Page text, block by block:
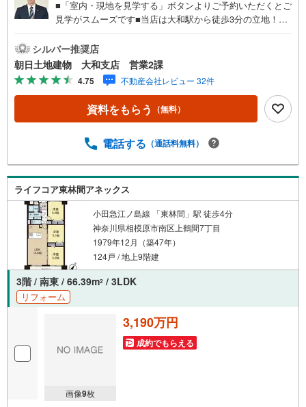
■「室内・現地を見学する」ボタンよりご予約いただくとご
見学がスムーズです■当店は大和駅から徒歩3分の立地！青
ったキッズコーナーやおむつ替えができる授乳室も完備お
子様連れでも安心です。提携駐車場もございます■ご来場の
際は、事前にご予約をお願いします■「室内・現地を見学す
る」ボタンよりご予約頂くとスムーズ！■現地ご案内■お客
様の貴重なお時間の中でご希望の情報をご案内します。お
およその所要時間や内容は下記をご参考ください〇ご希望
現地/物件見学（30分～）〇周辺環境のご紹介（30分～）■
設計致します。私達は様々なご要望にお応え致します！
【コロナウイルス予防対策実施中】〇ご入店時の検温とア
ルコール除菌を設置しております〇接客ブースでは、お席
の間隔を通常より広くお取りします〇全営業車に乗降車時
の消毒、除菌シート等を常備しております〇物件見学用に
使い捨てスリッパ・使い捨て手袋をご用意します。
シルバー推奨店
朝日土地建物 大和支店 営業2課
4.75 不動産会社レビュー 32件
資料をもらう （無料）
電話する （通話料無料）
ライフコア東林間アネックス
小田急江ノ島線 「東林間」駅 徒歩4分
神奈川県相模原市南区上鶴間7丁目
1979年12月（築47年）
124戸 / 地上9階建
3階 / 南東 / 66.39m2 / 3LDK
リフォーム
画像9枚
3,190万円
成約でもらえる